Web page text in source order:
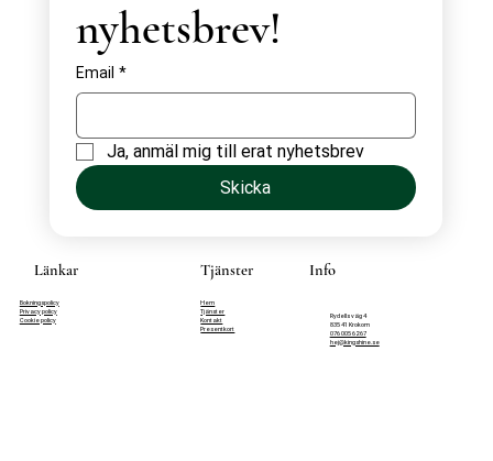
nyhetsbrev!
Email *
Ja, anmäl mig till erat nyhetsbrev
Skicka
Länkar
Bokningspolicy
Privacy policy
Cookie policy
Hem
Tjänster
Kontakt
Presentkort
Tjänster Info
Rydells väg 4
835 41 Krokom
076 005 62 67
hej@kingshine.se